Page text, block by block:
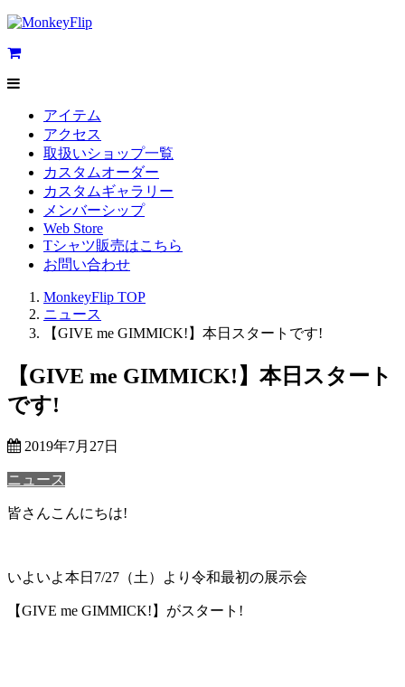
アイテム
アクセス
取扱いショップ一覧
カスタムオーダー
カスタムギャラリー
メンバーシップ
Web Store
Tシャツ販売はこちら
お問い合わせ
MonkeyFlip TOP
ニュース
【GIVE me GIMMICK!】本日スタートです!
【GIVE me GIMMICK!】本日スタート
です!
2019年7月27日
ニュース
皆さんこんにちは!
いよいよ本日7/27（土）より令和最初の展示会
【GIVE me GIMMICK!】がスタート!